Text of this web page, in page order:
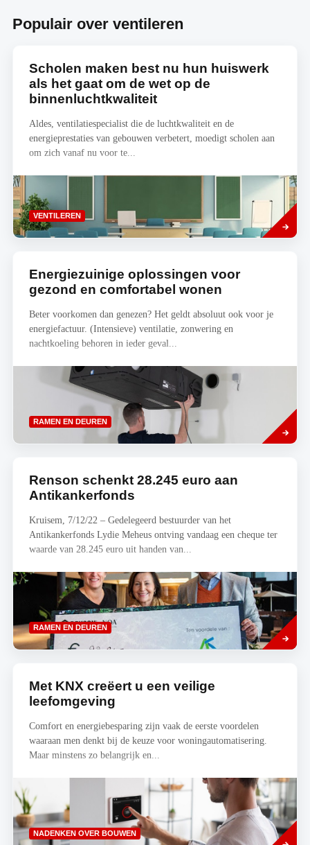
in
Populair over ventileren
Scholen maken best nu hun huiswerk
als het gaat om de wet op de
binnenluchtkwaliteit
Aldes, ventilatiespecialist die de luchtkwaliteit en de
energieprestaties van gebouwen verbetert, moedigt scholen aan
om zich vanaf nu voor te...
VENTILEREN
meer
Energiezuinige oplossingen voor
gezond en comfortabel wonen
Beter voorkomen dan genezen? Het geldt absoluut ook voor je
energiefactuur. (Intensieve) ventilatie, zonwering en
nachtkoeling behoren in ieder geval...
RAMEN EN DEUREN
meer
Renson schenkt 28.245 euro aan
Antikankerfonds
Kruisem, 7/12/22 – Gedelegeerd bestuurder van het
Antikankerfonds Lydie Meheus ontving vandaag een cheque ter
waarde van 28.245 euro uit handen van...
RAMEN EN DEUREN
Lees
meer
Met KNX creëert u een veilige
leefomgeving
Comfort en energiebesparing zijn vaak de eerste voordelen
waaraan men denkt bij de keuze voor woningautomatisering.
Maar minstens zo belangrijk en...
NADENKEN OVER BOUWEN
Read
more